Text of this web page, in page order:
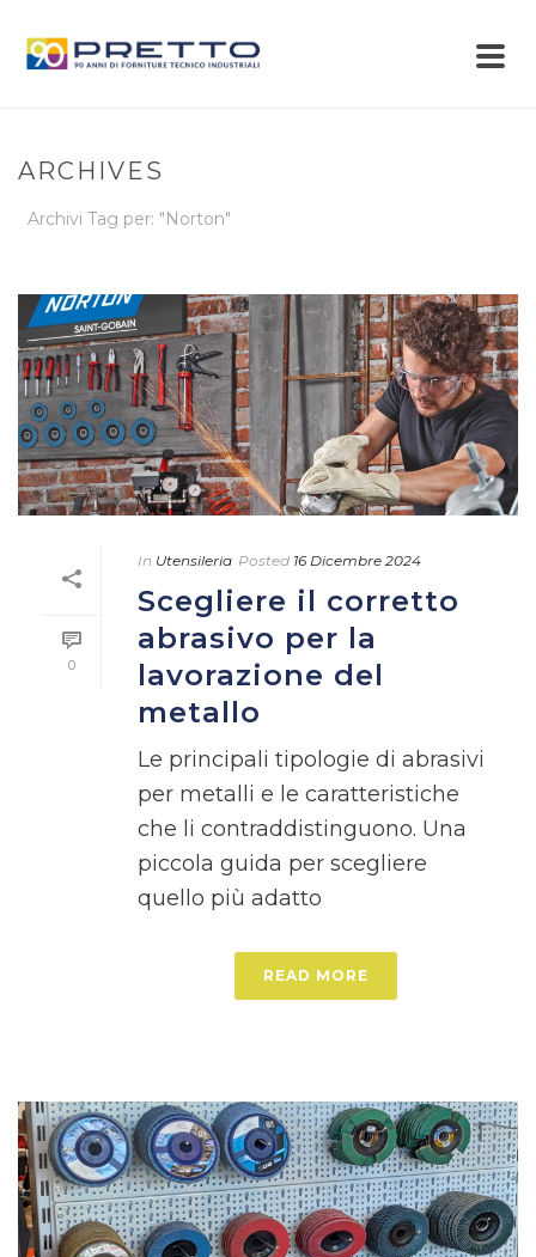
ARCHIVES
Archivi Tag per: "Norton"
0
In Utensileria Posted 16 Dicembre 2024
Scegliere il corretto
abrasivo per la
lavorazione del
metallo
Le principali tipologie di abrasivi
per metalli e le caratteristiche
che li contraddistinguono. Una
piccola guida per scegliere
quello più adatto
READ MORE